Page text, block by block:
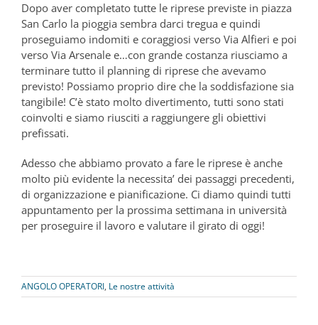
Dopo aver completato tutte le riprese previste in piazza
San Carlo la pioggia sembra darci tregua e quindi
proseguiamo indomiti e coraggiosi verso Via Alfieri e poi
verso Via Arsenale e…con grande costanza riusciamo a
terminare tutto il planning di riprese che avevamo
previsto! Possiamo proprio dire che la soddisfazione sia
tangibile! C’è stato molto divertimento, tutti sono stati
coinvolti e siamo riusciti a raggiungere gli obiettivi
prefissati.
Adesso che abbiamo provato a fare le riprese è anche
molto più evidente la necessita’ dei passaggi precedenti,
di organizzazione e pianificazione. Ci diamo quindi tutti
appuntamento per la prossima settimana in università
per proseguire il lavoro e valutare il girato di oggi!
ANGOLO OPERATORI, Le nostre attività